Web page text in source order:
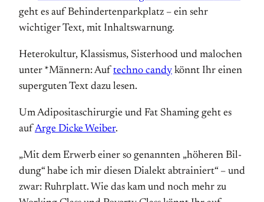
geht es auf Behindertenparkplatz – ein sehr
wichtiger Text, mit Inhaltswarnung.
Heterokultur, Klassismus, Sisterhood und malochen
unter *Männern: Auf techno candy könnt Ihr einen
superguten Text dazu lesen.
Um Adipositaschirurgie und Fat Shaming geht es
auf Arge Dicke Weiber.
„Mit dem Er­werb einer so ge­nann­ten „hö­he­ren Bil­
dung“ habe ich mir die­sen Dia­lekt ab­trai­niert“ – und
zwar: Ruhrplatt. Wie das kam und noch mehr zu